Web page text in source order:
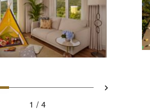
1 - suite living room
Slide 2 - Ritz Carlton
Slide 3 - Two
Slide 4 -
Avançar
1
4